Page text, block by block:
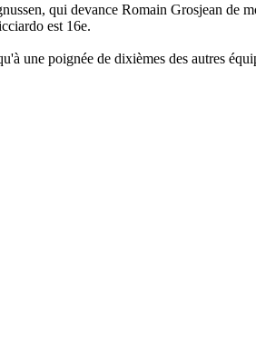
qui devance Romain Grosjean de
est 16e.
une poignée de dixièmes des autres